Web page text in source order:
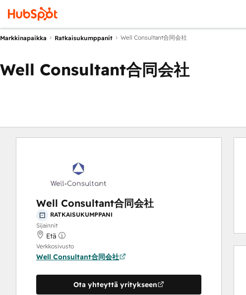
Markkinapaikka Ratkaisukumppanit Well Consultant合同会社
Well Consultant合同会社
Well Consultant合同会社
RATKAISUKUMPPANI
Sijainnit
Etä
Verkkosivusto
Well Consultant合同会社
Ota yhteyttä yritykseen